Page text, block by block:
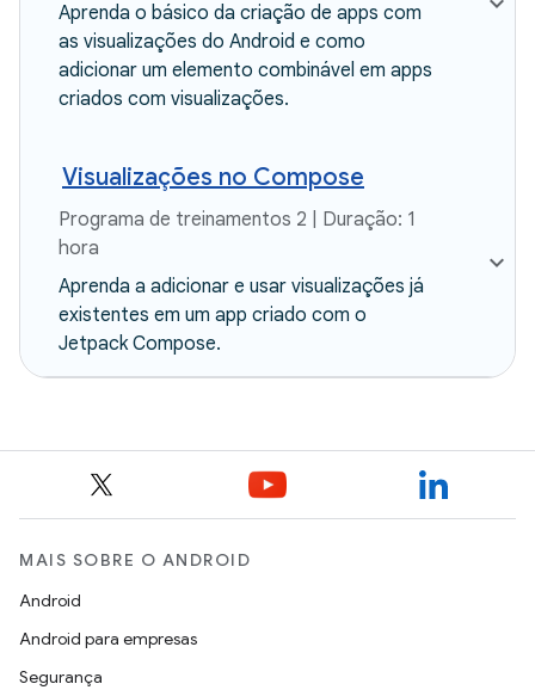
Aprenda o básico da criação de apps com
as visualizações do Android e como
adicionar um elemento combinável em apps
criados com visualizações.
Visualizações no Compose
Programa de treinamentos 2 | Duração: 1
hora
Aprenda a adicionar e usar visualizações já
existentes em um app criado com o
Jetpack Compose.
MAIS SOBRE O ANDROID
Android
Android para empresas
Segurança